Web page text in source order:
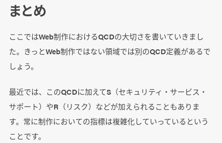
まとめ
ここではWeb制作におけるQCDの大切さを書いていきまし
た。きっとWeb制作ではない領域では別のQCD定義があるで
しょう。
最近では、このQCDに加えてS（セキュリティ・サービス・
サポート）やR（リスク）などが加えられることもありま
す。常に制作においての指標は複雑化していっているという
ことです。